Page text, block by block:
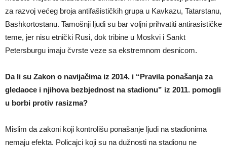
za razvoj većeg broja antifašističkih grupa u Kavkazu, Tatarstanu,
Bashkortostanu. Tamošnji ljudi su bar voljni prihvatiti antirasističke
teme, jer nisu etnički Rusi, dok tribine u Moskvi i Sankt
Petersburgu imaju čvrste veze sa ekstremnom desnicom.
Da li su Zakon o navijačima iz 2014. i “Pravila ponašanja za
gledaoce i njihova bezbjednost na stadionu” iz 2011. pomogli
u borbi protiv rasizma?
Mislim da zakoni koji kontrolišu ponašanje ljudi na stadionima
nemaju efekta. Policajci koji su na dužnosti na stadionu ne